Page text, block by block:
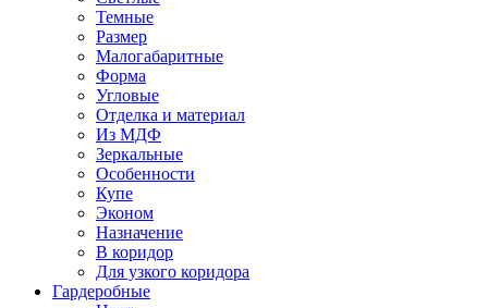
Темные
Размер
Малогабаритные
Форма
Угловые
Отделка и материал
Из МДФ
Зеркальные
Особенности
Купе
Эконом
Назначение
В коридор
Для узкого коридора
Гардеробные